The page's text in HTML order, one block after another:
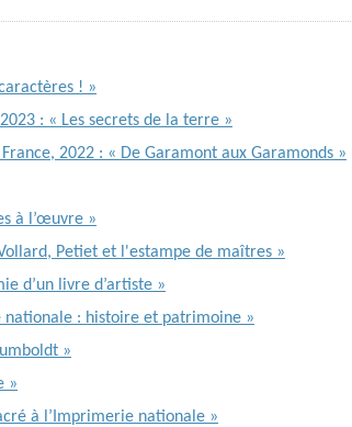
! »
: « Les secrets de la terre »
2022 : « De Garamont aux Garamonds »
à l’œuvre »
Petiet et l'estampe de maîtres »
d’un livre d’artiste »
nationale : histoire et patrimoine »
»
»
à l’Imprimerie nationale »